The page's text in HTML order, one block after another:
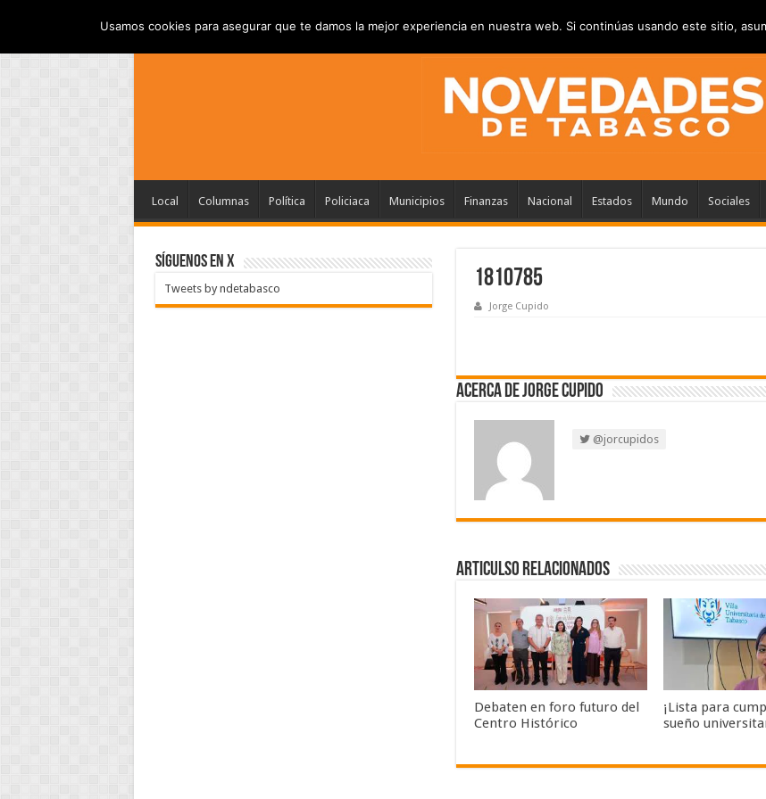
Local Columnas Política Policiaca Municipios Finanzas Nacional Estados Mundo Sociales
1810785
Jorge Cupido
Acerca de Jorge Cupido
@jorcupidos
Articulso Relacionados
Debaten en foro futuro del
Centro Histórico
¡Lista para
sueño
SÍGUENOS EN X
Tweets by ndetabasco
Usamos cookies para asegurar que te damos la mejor experiencia en nuestra web. Si continúas usando este sitio,